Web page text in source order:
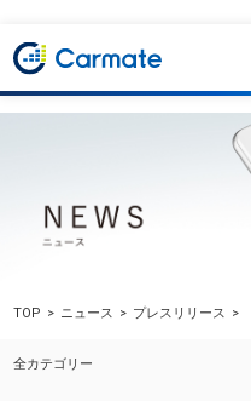
TOP ニュース プレスリリース
全カテゴリー